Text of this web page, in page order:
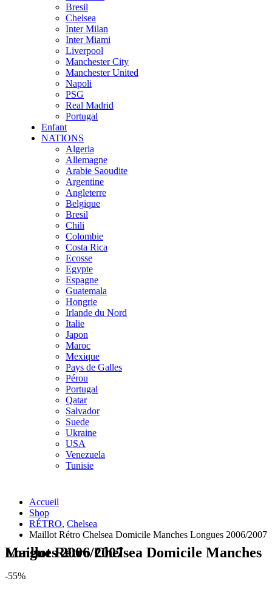
Bresil
Chelsea
Inter Milan
Inter Miami
Liverpool
Manchester City
Manchester United
Napoli
PSG
Real Madrid
Portugal
Enfant
NATIONS
Algeria
Allemagne
Arabie Saoudite
Argentine
Angleterre
Belgique
Bresil
Chili
Colombie
Costa Rica
Ecosse
Egypte
Espagne
Guatemala
Hongrie
Irlande du Nord
Italie
Japon
Maroc
Mexique
Pays de Galles
Pérou
Portugal
Qatar
Salvador
Suede
Ukraine
USA
Venezuela
Tunisie
Accueil
Shop
RÉTRO, Chelsea
Maillot Rétro Chelsea Domicile Manches Longues 2006/2007
Maillot Rétro Chelsea Domicile Manches Longues 2006/2007
-55%